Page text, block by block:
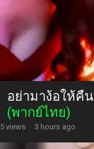
อย่ามาง้อให้คื
(พากย์ไทย)
5 views · 3 hours ago